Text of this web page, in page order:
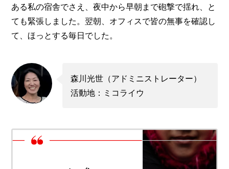
ある私の宿舎でさえ、夜中から早朝まで砲撃で揺れ、と
ても緊張しました。翌朝、オフィスで皆の無事を確認し
て、ほっとする毎日でした。
森川光世（アドミニストレーター）
活動地：ミコライウ